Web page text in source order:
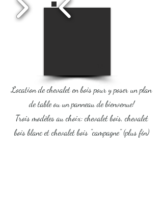
Location de chevalet en bois pour y poser un plan
de table ou un panneau de bienvenue!
Trois modèles au choix: chevalet bois, chevalet
bois blanc et chevalet bois "campagne" (plus fin)